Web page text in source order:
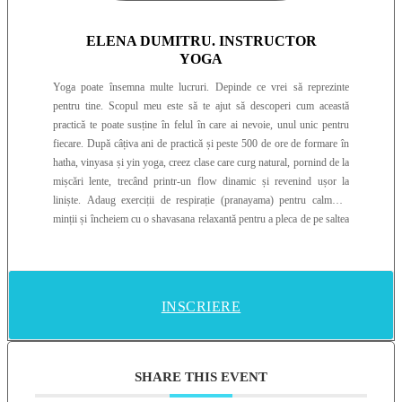
ELENA DUMITRU. INSTRUCTOR
YOGA
Yoga poate însemna multe lucruri. Depinde ce vrei să reprezinte
pentru tine. Scopul meu este să te ajut să descoperi cum această
practică te poate susține în felul în care ai nevoie, unul unic pentru
fiecare. După câțiva ani de practică și peste 500 de ore de formare în
hatha, vinyasa și yin yoga, creez clase care curg natural, pornind de la
mișcări lente, trecând printr-un flow dinamic și revenind ușor la
liniște. Adaug exerciții de respirație (pranayama) pentru calmarea
minții și încheiem cu o shavasana relaxantă pentru a pleca de pe saltea
prieteni și my fur baby. Mă bucură muzica, festivalurile și concertele,
împreună și să descoperim ce îți aduce ție bucurie. EN Yoga can mean
INSCRIERE
SHARE THIS EVENT